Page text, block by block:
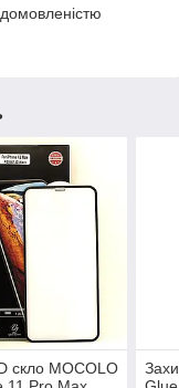
скло MOCOLO